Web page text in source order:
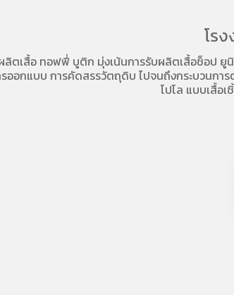
โร
ลิตเสื้อ ทอฟฟี่ บูติก มุ่งเน้นการรับผลิตเสื้อช็อป ยู
ออกแบบ การคัดสรรวัตถุดิบ ไปจนถึงกระบวนกา
โปโล แบบเสื้อ